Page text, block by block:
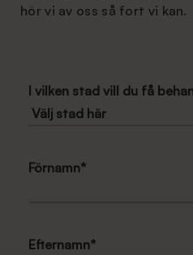
hör vi av oss så fort vi kan.
I vilken stad vill du få
Förnamn*
Efternamn*